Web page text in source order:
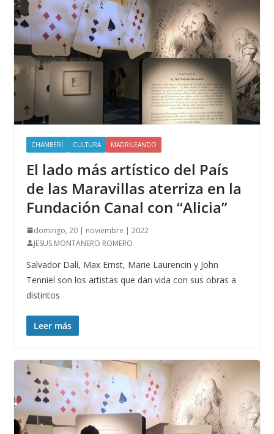
CHAMBERÍ CULTURA MADRILEANDO
El lado más artístico del País
de las Maravillas aterriza en la
Fundación Canal con “Alicia”
domingo, 20 | noviembre | 2022
JESUS MONTANERO ROMERO
Salvador Dalí, Max Ernst, Marie Laurencin y John
Tenniel son los artistas que dan vida con sus obras a
distintos
Leer más